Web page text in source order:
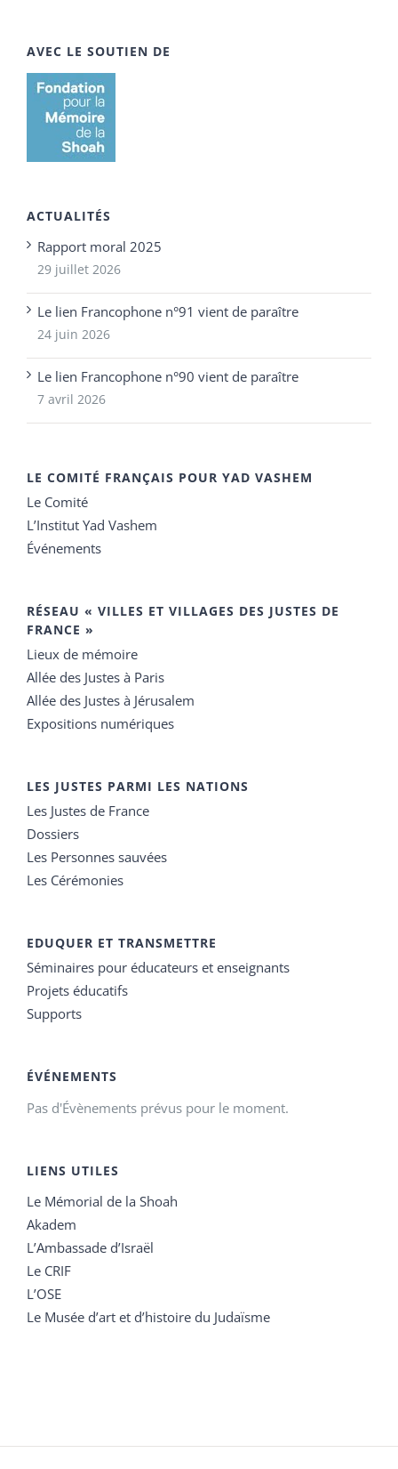
AVEC LE SOUTIEN DE
ACTUALITÉS
Rapport moral 2025
29 juillet 2026
Le lien Francophone n°91 vient de paraître
24 juin 2026
Le lien Francophone n°90 vient de paraître
7 avril 2026
LE COMITÉ FRANÇAIS POUR YAD VASHEM
Le Comité
L’Institut Yad Vashem
Événements
RÉSEAU « VILLES ET VILLAGES DES JUSTES DE
FRANCE »
Lieux de mémoire
Allée des Justes à Paris
Allée des Justes à Jérusalem
Expositions numériques
LES JUSTES PARMI LES NATIONS
Les Justes de France
Dossiers
Les Personnes sauvées
Les Cérémonies
EDUQUER ET TRANSMETTRE
Séminaires pour éducateurs et enseignants
Projets éducatifs
Supports
ÉVÉNEMENTS
Pas d'Évènements prévus pour le moment.
LIENS UTILES
Le Mémorial de la Shoah
Akadem
L’Ambassade d’Israël
Le CRIF
L’OSE
Le Musée d’art et d’histoire du Judaïsme